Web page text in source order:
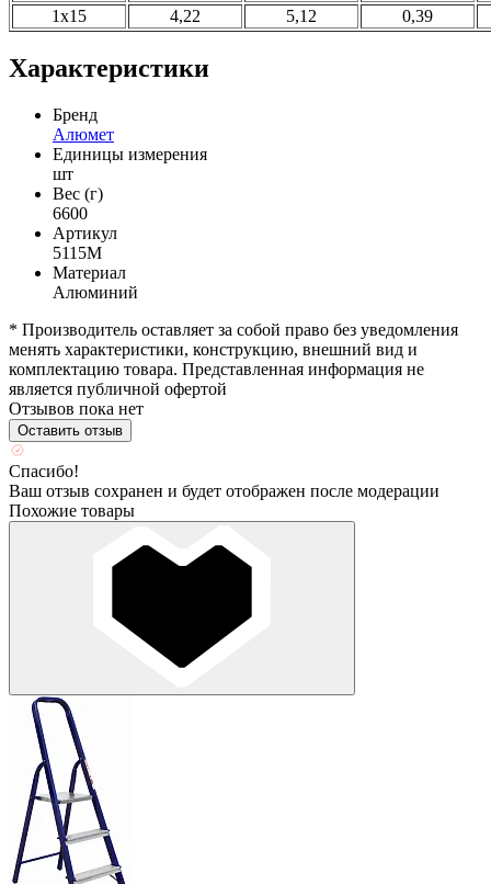
1х15
4,22 5,12 0,39
Характеристики
Бренд
Алюмет
Единицы измерения
шт
Вес (г)
6600
Артикул
5115М
Материал
Алюминий
* Производитель оставляет за собой право без уведомления
менять характеристики, конструкцию, внешний вид и
комплектацию товара. Представленная информация не
является публичной офертой
Отзывов пока нет
Оставить отзыв
Спасибо!
Ваш отзыв сохранен и будет отображен после модерации
Похожие товары